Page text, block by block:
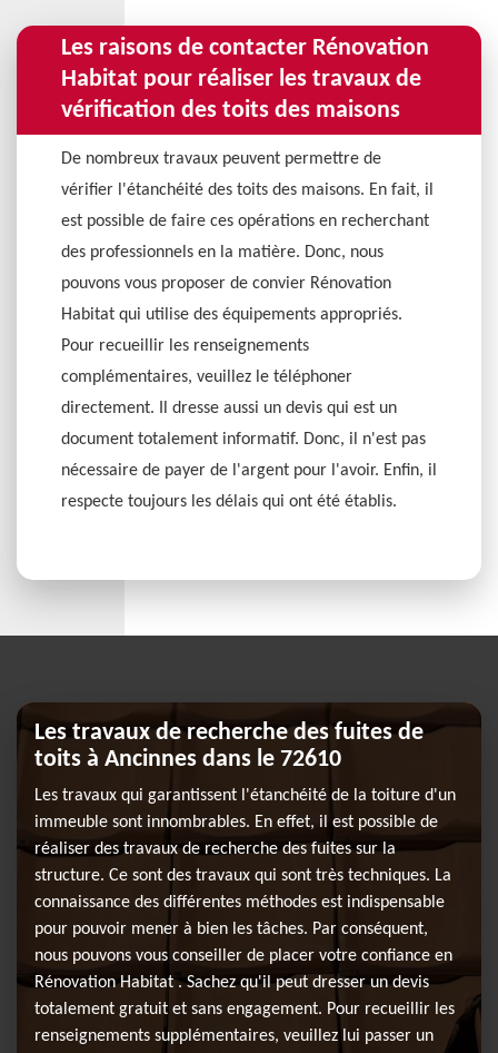
Les raisons de contacter Rénovation
Habitat pour réaliser les travaux de
vérification des toits des maisons
De nombreux travaux peuvent permettre de
vérifier l'étanchéité des toits des maisons. En fait, il
est possible de faire ces opérations en recherchant
des professionnels en la matière. Donc, nous
pouvons vous proposer de convier Rénovation
Habitat qui utilise des équipements appropriés.
Pour recueillir les renseignements
complémentaires, veuillez le téléphoner
directement. Il dresse aussi un devis qui est un
document totalement informatif. Donc, il n'est pas
nécessaire de payer de l'argent pour l'avoir. Enfin, il
respecte toujours les délais qui ont été établis.
Les travaux de recherche des fuites de
toits à Ancinnes dans le 72610
Les travaux qui garantissent l'étanchéité de la toiture d'un
immeuble sont innombrables. En effet, il est possible de
réaliser des travaux de recherche des fuites sur la
structure. Ce sont des travaux qui sont très techniques. La
connaissance des différentes méthodes est indispensable
pour pouvoir mener à bien les tâches. Par conséquent,
nous pouvons vous conseiller de placer votre confiance en
Rénovation Habitat . Sachez qu'il peut dresser un devis
totalement gratuit et sans engagement. Pour recueillir les
renseignements supplémentaires, veuillez lui passer un